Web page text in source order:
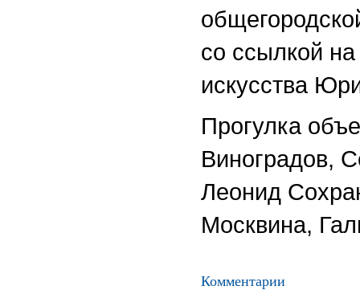
со ссылкой на
искусства
Прогулка
Виноградов,
Леонид
Москвина,
Комментарии